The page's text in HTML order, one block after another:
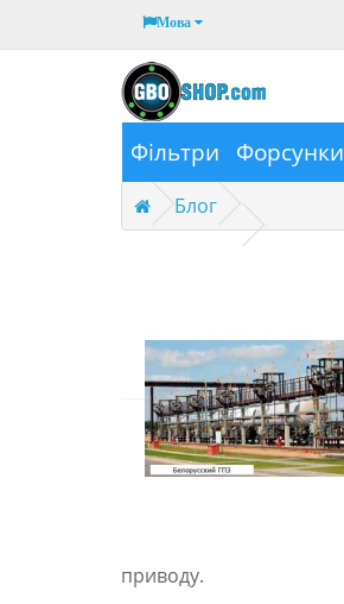
Мова
Фільтри Форсунки
Блог
приводу.